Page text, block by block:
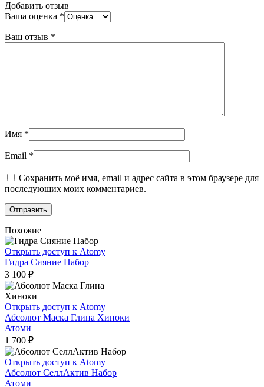
Добавить отзыв
Ваша оценка *
Ваш отзыв *
Имя *
Email *
Сохранить моё имя, email и адрес сайта в этом браузере для
последующих моих комментариев.
Похожие
Открыть доступ к Atomy
Гидра Сияние Набор
3 100 ₽
Открыть доступ к Atomy
Абсолют Маска Глина Хиноки
Атоми
1 700 ₽
Открыть доступ к Atomy
Абсолют СеллАктив Набор
Атоми